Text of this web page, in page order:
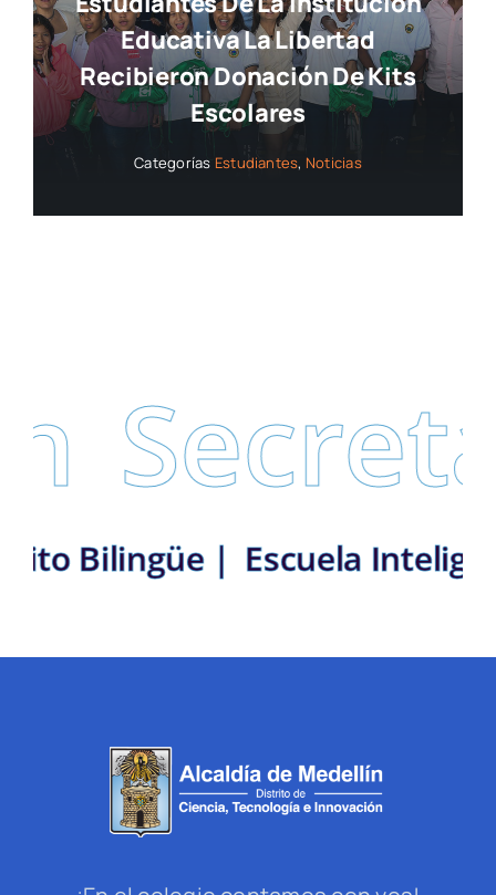
Educativa La Libertad
Recibieron Donación De Kits
Escolares
Categorías Estudiantes, Noticias
Escuela
Distrito Bilingüe |